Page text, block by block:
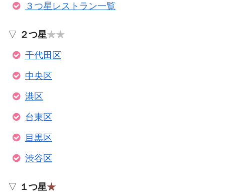
３つ星レストラン一覧
▽ ２つ星★★
千代田区
中央区
港区
台東区
目黒区
渋谷区
▽ １つ星★